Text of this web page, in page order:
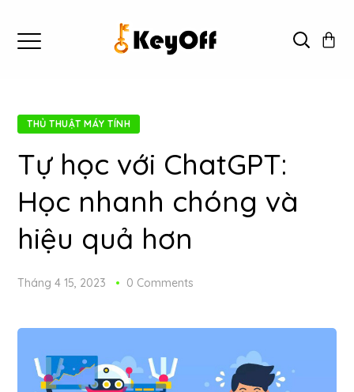
THỦ THUẬT MÁY TÍNH
Tự học với ChatGPT:
Học nhanh chóng và
hiệu quả hơn
Tháng 4 15, 2023 0 Comments